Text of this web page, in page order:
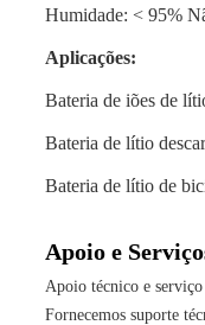
Humidade: < 95%
Aplicações:
Bateria de iões de
Bateria de lítio
Bateria de lítio de
Apoio e
Apoio técnico e
Fornecemos suporte